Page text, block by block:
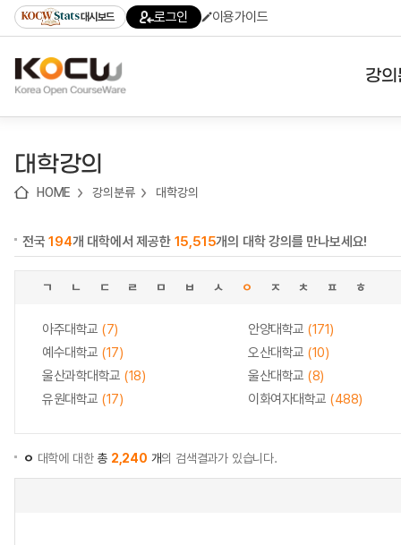
기
기
기
content)
가
대시보드 로그인 이용가이드
강
대학강의
HOME 강의분류 대학강의
전국194개 대학에서 제공한 15,515개의 대학 강의를 만나보세요!
ㄱ ㄴ ㄷ ㄹ ㅁ ㅂ ㅅ ㅇ ㅈ ㅊ ㅍ ㅎ
아주대학교 (7) 안양대학교 (171)
예수대학교 (17) 오산대학교 (10)
울산과학대학교 (18) 울산대학교 (8)
유원대학교 (17) 이화여자대학교 (488)
ㅇ 대학에 대한총 2,240 개의 검색결과가 있습니다.